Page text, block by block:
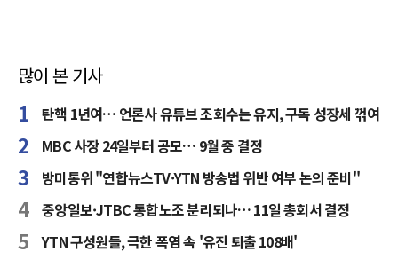
많이 본 기사
탄핵 1년여… 언론사 유튜브 조회수는 유지, 구독 성장세 꺾여
MBC 사장 24일부터 공모… 9월 중 결정
방미통위 "연합뉴스TV·YTN 방송법 위반 여부 논의 준비"
중앙일보·JTBC 통합노조 분리되나… 11일 총회서 결정
YTN 구성원들, 극한 폭염 속 '유진 퇴출 108배'